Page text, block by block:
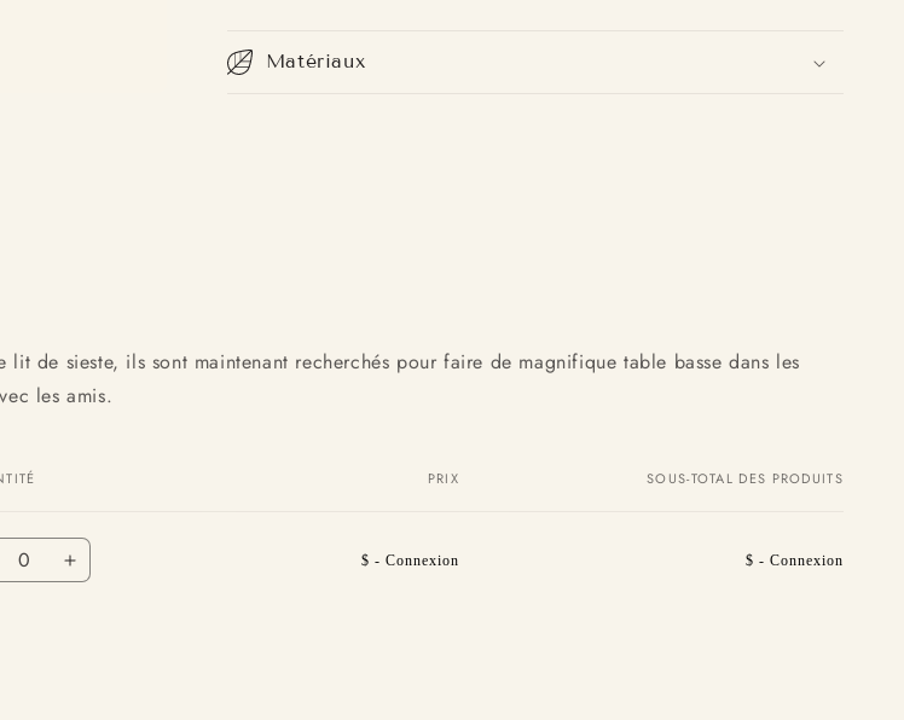
Matériaux
de sieste, ils sont maintenant recherchés pour faire de magnifique table basse dans les
les amis.
PRIX SOUS-TOTAL DES PRODUITS
Augmenter
$ - Connexion $ - Connexion